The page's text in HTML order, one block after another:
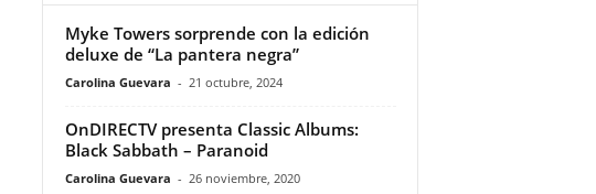
Myke Towers sorprende con la edición
deluxe de “La pantera negra”
Carolina Guevara - 21 octubre, 2024
OnDIRECTV presenta Classic Albums:
Black Sabbath – Paranoid
Carolina Guevara - 26 noviembre, 2020